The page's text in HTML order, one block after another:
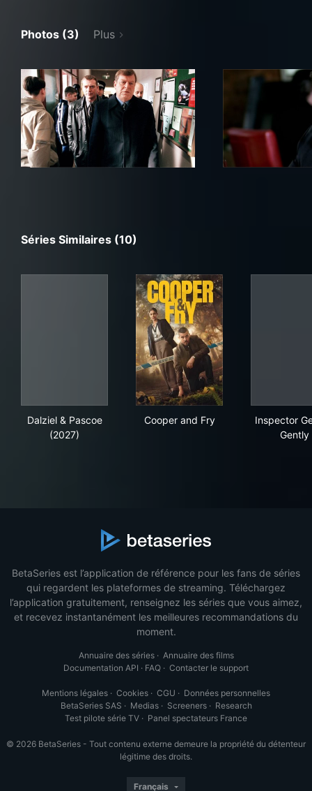
Photos (3) Plus
Séries Similaires (10)
Dalziel & Pascoe
(2027)
Cooper and Fry
Inspector
Gently
BetaSeries est l’application de référence pour les fans de séries
qui regardent les plateformes de streaming. Téléchargez
l’application gratuitement, renseignez les séries que vous aimez,
et recevez instantanément les meilleures recommandations du
moment.
Annuaire des séries· Annuaire des films
Documentation API · FAQ · Contacter le support
Mentions légales · Cookies · CGU · Données personnelles
BetaSeries SAS · Medias· Screeners· Research
Test pilote série TV · Panel spectateurs France
© 2026 BetaSeries - Tout contenu externe demeure la propriété du détenteur
légitime des droits.
Français